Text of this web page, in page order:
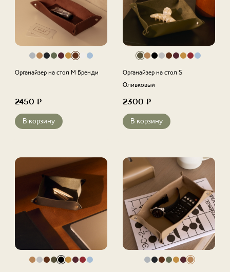
Органайзер на стол M Бренди
2450 ₽
В корзину
Органайзер на стол S
Оливковый
2300 ₽
В корзину